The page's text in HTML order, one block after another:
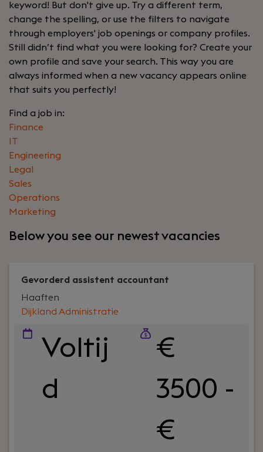
keyword! But don't give up. Try a different term,
change the spelling, or use the filters to navigate
through employers' job openings or company profiles.
Still didn’t find what you were looking for? Create your
own profile and save your search. This way you are
always informed when a new vacancy appears online
that suits you perfectly!
Find a job in:
Finance
IT
Engineering
Legal
Sales
Operations
Marketing
Below you see our newest vacancies
Gevorderd assistent accountant
Dijkland Administratie
Haaften
Voltij
d
€
3500 -
€